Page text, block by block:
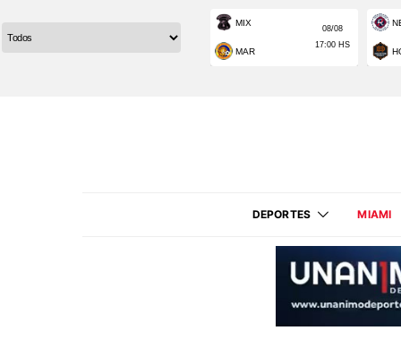
DEPORTES MIAMI